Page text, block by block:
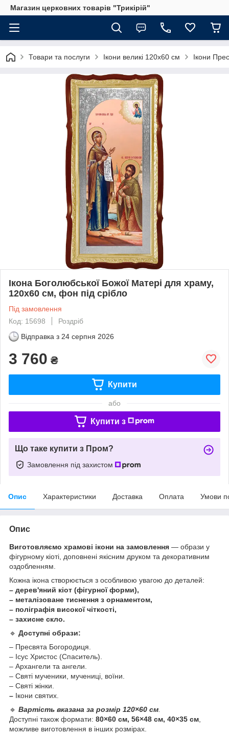
Магазин церковних товарів "Трикірій"
Товари та послуги Ікони великі 120х60 см Ікони
Ікона Боголюбської Божої Матері для храму,
120х60 см, фон під срібло
Під замовлення
Код: 15698
Роздріб
Відправка з 24 серпня 2026
3 760 ₴
Купити
або
Купити з
Що таке купити з Пром?
Замовлення під захистом
Опис Характеристики Доставка Оплата Умови
Опис
Виготовляємо храмові ікони на замовлення — образи у
фігурному кіоті, доповнені якісним друком та декоративним
оздобленням.
Кожна ікона створюється з особливою увагою до деталей:
– дерев'яний кіот (фігурної форми),
– металізоване тиснення з орнаментом,
– поліграфія високої чіткості,
– захисне скло.
🔹 Доступні образи:
– Пресвята Богородиця.
– Ісус Христос (Спаситель).
– Архангели та ангели.
– Святі мученики, мучениці, воїни.
– Святі жінки.
– Ікони святих.
🔹 Вартість вказана за розмір 120×60 см
Доступні також формати: 80×60 см, 56×48 см, 40×35 см
можливе виготовлення в інших розмірах.